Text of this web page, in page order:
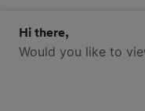
Hi there,
Would you like to